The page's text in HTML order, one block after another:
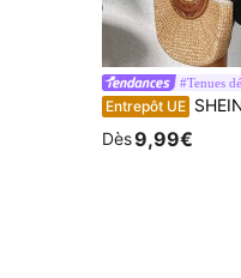
#Tenues
Entrepôt UE SHEIN Robe De
Dès9,99€